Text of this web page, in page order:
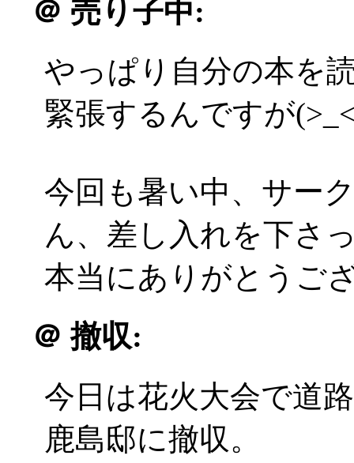
＠ 売り子中:
やっぱり自分の本を
緊張するんですが
今回も暑い中、サー
ん、差し入れを下さ
本当にありがとうご
＠ 撤収:
今日は花火大会で道
鹿島邸に撤収。